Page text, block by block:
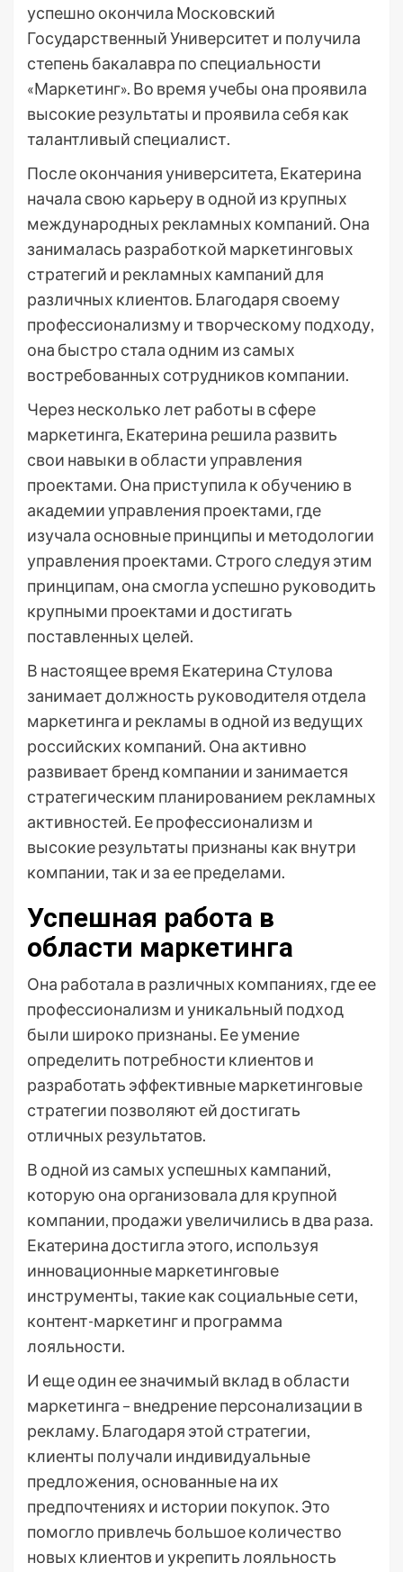
успешно окончила Московский
Государственный Университет и получила
степень бакалавра по специальности
«Маркетинг». Во время учебы она проявила
высокие результаты и проявила себя как
талантливый специалист.
После окончания университета, Екатерина
начала свою карьеру в одной из крупных
международных рекламных компаний. Она
занималась разработкой маркетинговых
стратегий и рекламных кампаний для
различных клиентов. Благодаря своему
профессионализму и творческому подходу,
она быстро стала одним из самых
востребованных сотрудников компании.
Через несколько лет работы в сфере
маркетинга, Екатерина решила развить
свои навыки в области управления
проектами. Она приступила к обучению в
академии управления проектами, где
изучала основные принципы и методологии
управления проектами. Строго следуя этим
принципам, она смогла успешно руководить
крупными проектами и достигать
поставленных целей.
В настоящее время Екатерина Стулова
занимает должность руководителя отдела
маркетинга и рекламы в одной из ведущих
российских компаний. Она активно
развивает бренд компании и занимается
стратегическим планированием рекламных
активностей. Ее профессионализм и
высокие результаты признаны как внутри
компании, так и за ее пределами.
Успешная работа в
области маркетинга
Она работала в различных компаниях, где ее
профессионализм и уникальный подход
были широко признаны. Ее умение
определить потребности клиентов и
разработать эффективные маркетинговые
стратегии позволяют ей достигать
отличных результатов.
В одной из самых успешных кампаний,
которую она организовала для крупной
компании, продажи увеличились в два раза.
Екатерина достигла этого, используя
инновационные маркетинговые
инструменты, такие как социальные сети,
контент-маркетинг и программа
лояльности.
И еще один ее значимый вклад в области
маркетинга – внедрение персонализации в
рекламу. Благодаря этой стратегии,
клиенты получали индивидуальные
предложения, основанные на их
предпочтениях и истории покупок. Это
помогло привлечь большое количество
новых клиентов и укрепить лояльность